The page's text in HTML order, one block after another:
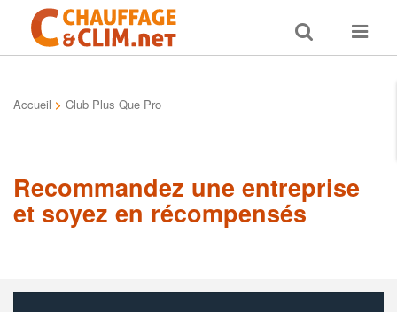
Toggle
search
Toggle
Accueil > Club Plus Que Pro
Recommandez une entreprise
et soyez en récompensés